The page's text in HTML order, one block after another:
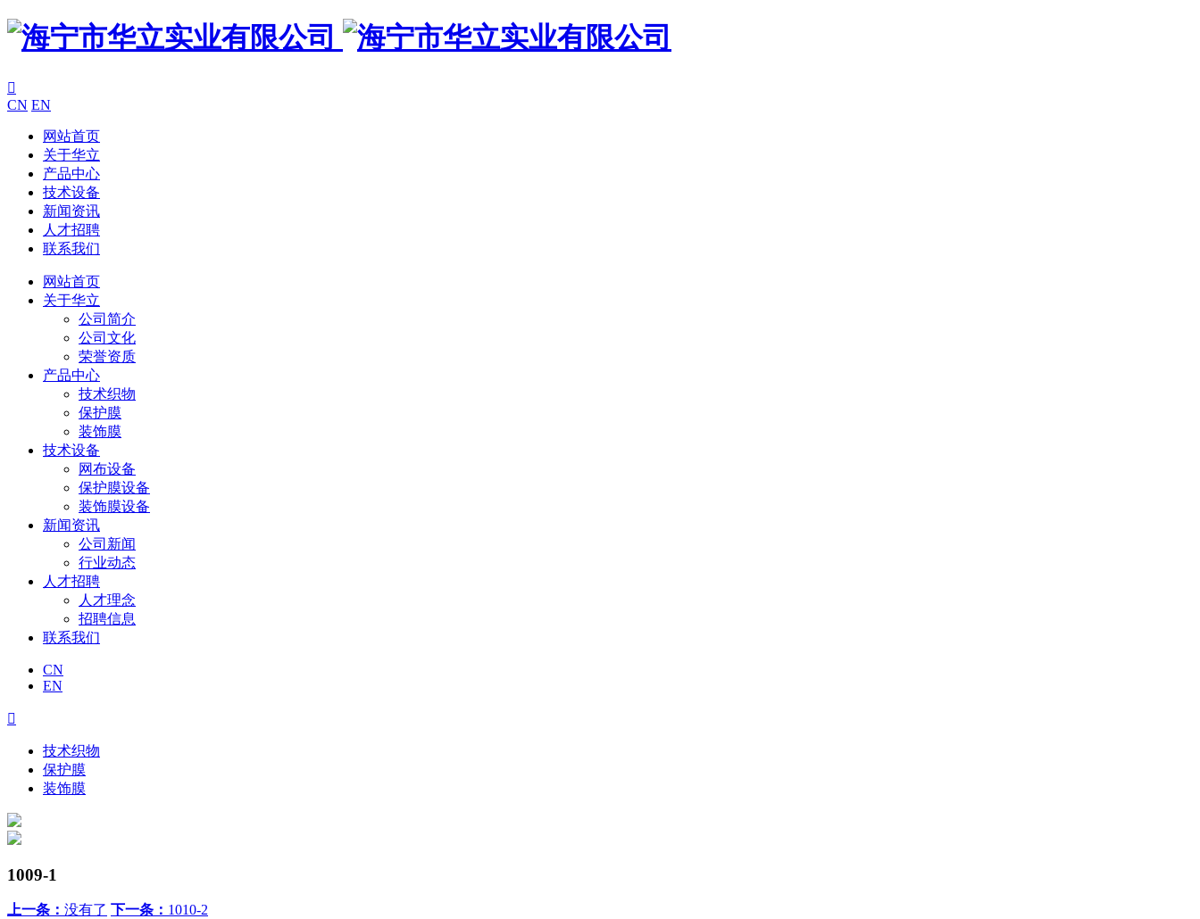

CN EN
网站首页
关于华立
产品中心
技术设备
新闻资讯
人才招聘
联系我们
网站首页
关于华立
公司简介
公司文化
荣誉资质
产品中心
技术织物
保护膜
装饰膜
技术设备
网布设备
保护膜设备
装饰膜设备
新闻资讯
公司新闻
行业动态
人才招聘
人才理念
招聘信息
联系我们
CN
EN

技术织物
保护膜
装饰膜
1009-1
上一条： 没有了 下一条： 1010-2